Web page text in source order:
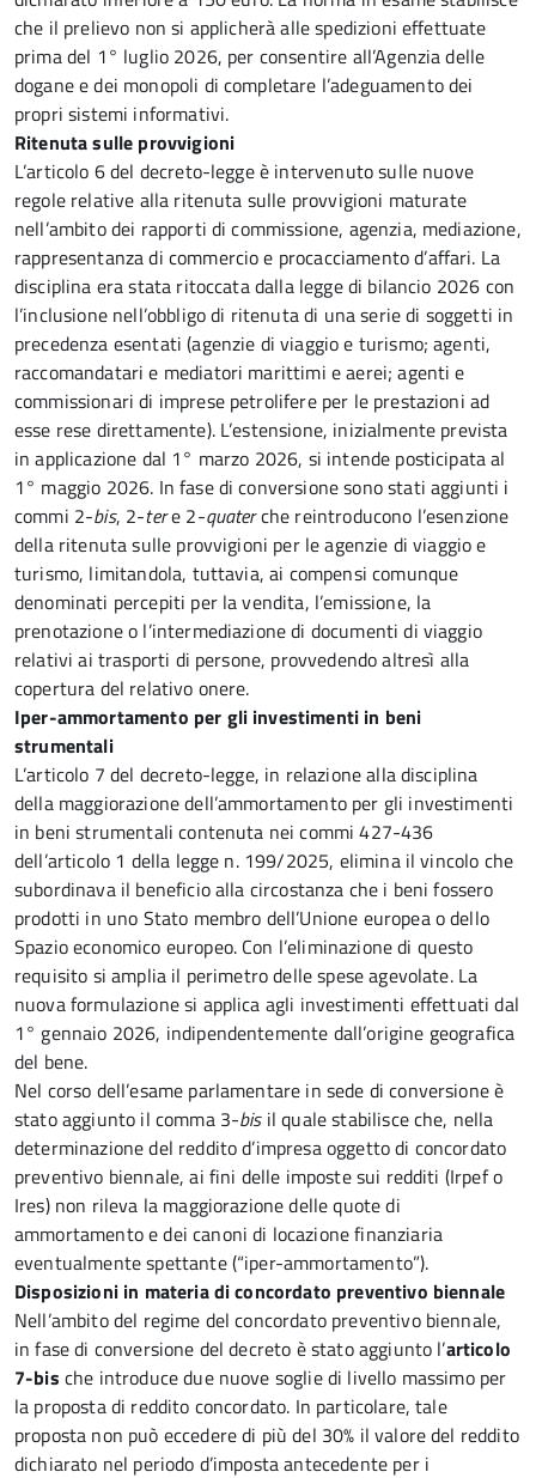
che il prelievo non si applicherà alle spedizioni effettuate
prima del 1° luglio 2026, per consentire all’Agenzia delle
dogane e dei monopoli di completare l’adeguamento dei
propri sistemi informativi.
Ritenuta sulle provvigioni
L’articolo 6del decreto-legge è intervenuto sulle nuove
regole relative alla ritenuta sulle provvigioni maturate
nell’ambito dei rapporti di commissione, agenzia, mediazione,
rappresentanza di commercio e procacciamento d’affari. La
disciplina era stata ritoccata dalla legge di bilancio 2026 con
l’inclusione nell’obbligo di ritenuta di una serie di soggetti in
precedenza esentati (agenzie di viaggio e turismo; agenti,
raccomandatari e mediatori marittimi e aerei; agenti e
commissionari di imprese petrolifere per le prestazioni ad
esse rese direttamente). L’estensione, inizialmente prevista
in applicazione dal 1° marzo 2026, si intende posticipata al
1° maggio 2026. In fase di conversione sono stati aggiunti i
commi 2-bis, 2-tere 2-quaterche reintroducono l’esenzione
della ritenuta sulle provvigioni per le agenzie di viaggio e
turismo, limitandola, tuttavia, ai compensi comunque
denominati percepiti per la vendita, l’emissione, la
prenotazione o l’intermediazione di documenti di viaggio
relativi ai trasporti di persone, provvedendo altresì alla
copertura del relativo onere.
Iper-ammortamento per gli investimenti in beni
strumentali
L’articolo 7 del decreto-legge, in relazione alla disciplina
della maggiorazione dell’ammortamento per gli investimenti
in beni strumentali contenuta nei commi 427-436
dell’articolo 1 della legge n. 199/2025, elimina il vincolo che
subordinava il beneficio alla circostanza che i beni fossero
prodotti in uno Stato membro dell’Unione europea o dello
Spazio economico europeo. Con l’eliminazione di questo
requisito si amplia il perimetro delle spese agevolate. La
nuova formulazione si applica agli investimenti effettuati dal
1° gennaio 2026, indipendentemente dall’origine geografica
del bene.
Nel corso dell’esame parlamentare in sede di conversione è
stato aggiunto il comma 3-bis il quale stabilisce che, nella
determinazione del reddito d’impresa oggetto di concordato
preventivo biennale, ai fini delle imposte sui redditi (Irpef o
Ires) non rileva la maggiorazione delle quote di
ammortamento e dei canoni di locazione finanziaria
eventualmente spettante (“iper-ammortamento”).
Disposizioni in materia di concordato preventivo biennale
Nell’ambito del regime del concordato preventivo biennale,
in fase di conversione del decreto è stato aggiunto l’articolo
7-bis che introduce due nuove soglie di livello massimo per
la proposta di reddito concordato. In particolare, tale
proposta non può eccedere di più del 30% il valore del reddito
dichiarato nel periodo d’imposta antecedente per i